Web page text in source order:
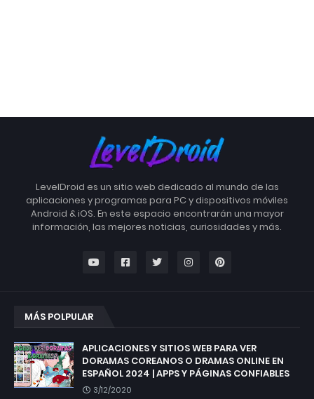
LevelDroid es un sitio web dedicado al mundo de las
aplicaciones y programas para PC y dispositivos móviles
Android & iOS. En este espacio encontrarán una mayor
información, las mejores noticias, curiosidades y más.
MÁS POLPULAR
APLICACIONES Y SITIOS WEB PARA VER
DORAMAS COREANOS O DRAMAS ONLINE EN
ESPAÑOL 2024 | APPS Y PÁGINAS CONFIABLES
3/12/2020